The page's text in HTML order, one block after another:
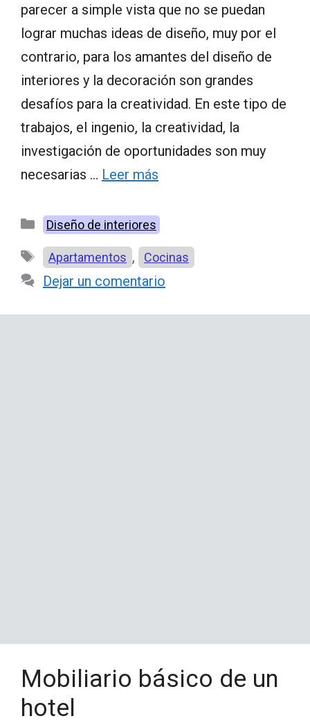
parecer a simple vista que no se puedan
lograr muchas ideas de diseño, muy por el
contrario, para los amantes del diseño de
interiores y la decoración son grandes
desafíos para la creatividad. En este tipo de
trabajos, el ingenio, la creatividad, la
investigación de oportunidades son muy
necesarias … Leer más
Categorías
Diseño de interiores
Etiquetas
Apartamentos , Cocinas
Dejar un comentario
Mobiliario básico de un
hotel